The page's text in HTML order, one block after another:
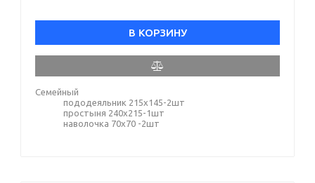
В КОРЗИНУ
Семейный
пододеяльник 215х145-2шт
простыня 240х215-1шт
наволочка 70х70 -2шт